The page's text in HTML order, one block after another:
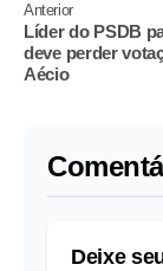
Anterior
Líder do PSDB
deve perder
Aécio
Deixe